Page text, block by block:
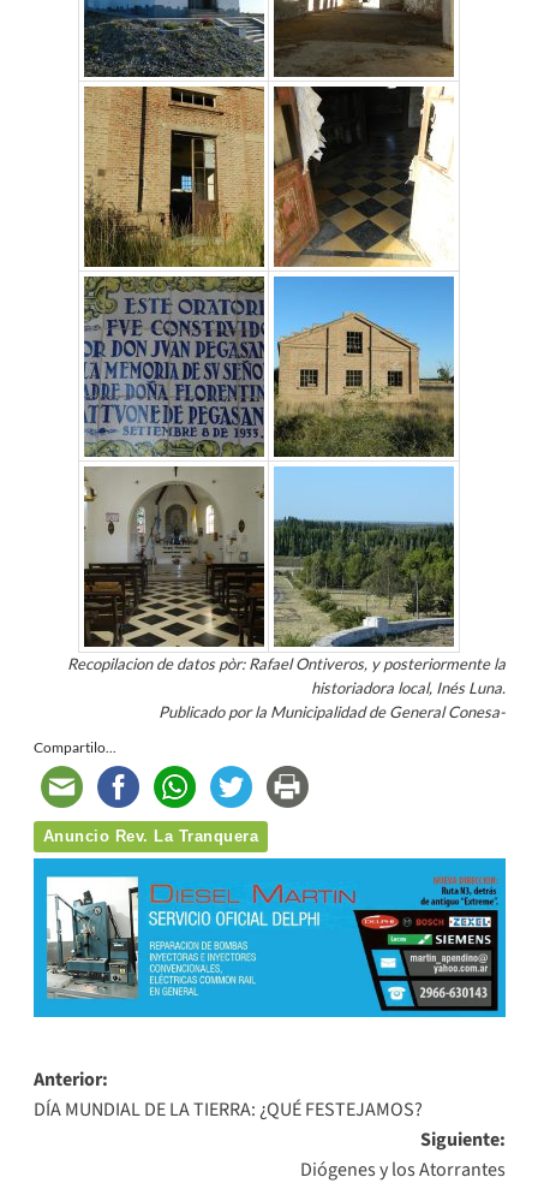
Recopilacion de datos pòr: Rafael Ontiveros, y posteriormente la
historiadora local, Inés Luna.
Publicado por la Municipalidad de General Conesa-
Compartilo...
Anuncio Rev. La Tranquera
Navegación
de
Anterior:
DÍA MUNDIAL DE LA TIERRA: ¿QUÉ FESTEJAMOS?
Siguiente:
Diógenes y los Atorrantes